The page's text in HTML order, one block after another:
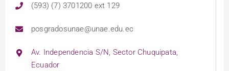
(593) (7) 3701200 ext 129
posgradosunae@unae.edu.ec
Av. Independencia S/N, Sector Chuquipata,
Ecuador